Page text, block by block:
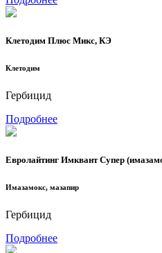
Клетодим Плюс Микс, КЭ
Клетодим
Гербицид
Подробнее
Евролайтинг Имквант Супер
Имазамокс, мазапир
Гербицид
Подробнее